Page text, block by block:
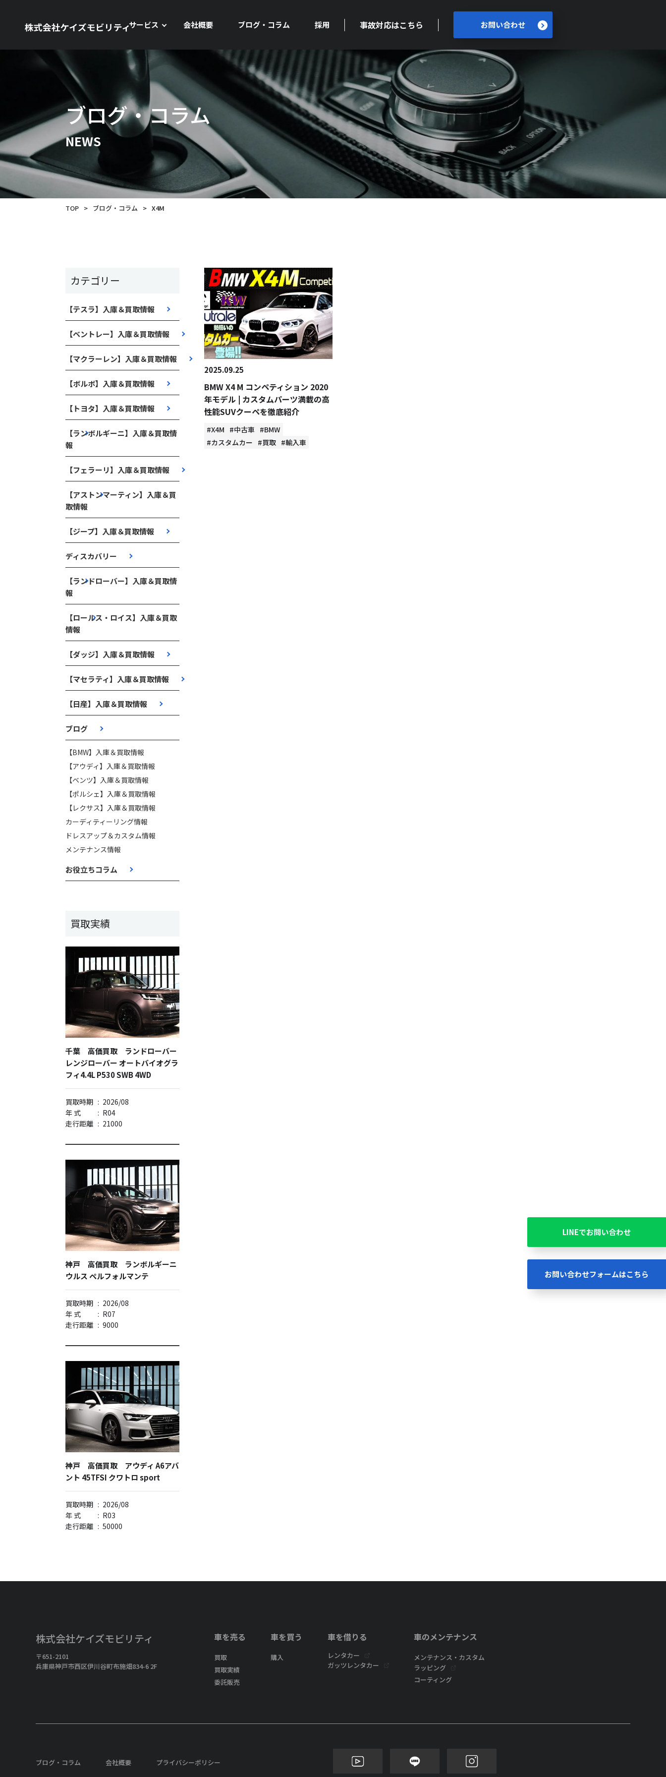
サービス 会社概要 ブログ・コラム 採用 事故対応はこちら お問い合わせ
ブログ・コラム
NEWS
TOP > ブログ・コラム > X4M
LINEでお問い合わせ
お問い合わせフォームはこちら
カテゴリー
【テスラ】入庫＆買取情報
【ベントレー】入庫＆買取情報
【マクラーレン】入庫＆買取情報
【ボルボ】入庫＆買取情報
【トヨタ】入庫＆買取情報
【ランボルギーニ】入庫＆買取情
報
【フェラーリ】入庫＆買取情報
【アストンマーティン】入庫＆買
取情報
【ジープ】入庫＆買取情報
ディスカバリー
【ランドローバー】入庫＆買取情
報
【ロールス・ロイス】入庫＆買取
情報
【ダッジ】入庫＆買取情報
【マセラティ】入庫＆買取情報
【日産】入庫＆買取情報
ブログ
【BMW】入庫＆買取情報
【アウディ】入庫＆買取情報
【ベンツ】入庫＆買取情報
【ポルシェ】入庫＆買取情報
【レクサス】入庫＆買取情報
カーディティーリング情報
ドレスアップ＆カスタム情報
メンテナンス情報
お役立ちコラム
買取実績
千葉 高価買取 ランドローバー
レンジローバー オートバイオグラ
フィ4.4L P530 SWB 4WD
買取時期 : 2026/08
年 式
: R04
走行距離 : 21000
神戸 高価買取 ランボルギーニ
ウルス ペルフォルマンテ
買取時期 : 2026/08
年 式
: R07
走行距離 : 9000
神戸 高価買取 アウディ A6アバ
ント 45TFSI クワトロ sport
買取時期 : 2026/08
年 式
: R03
走行距離 : 50000
2025.09.25
BMW X4 M コンペティション 2020
年モデル | カスタムパーツ満載の高
性能SUVクーペを徹底紹介
#X4M #中古車 #BMW
#カスタムカー #買取 #輸入車
株式会社ケイズモビリティ
〒651-2101
兵庫県神戸市西区伊川谷町布施畑834-6 2F
車を売る
買取
買取実績
委託販売
車を買う
購入
車を借りる
レンタカー
ガッツレンタカー
車のメンテナンス
メンテナンス・カスタム
ラッピング
コーティング
ブログ・コラム 会社概要 プライバシーポリシー